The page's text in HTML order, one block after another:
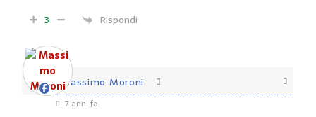
3
Rispondi
Massimo Moroni
7 anni fa